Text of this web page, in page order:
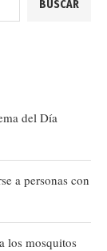
BUSCAR
del Día
a personas con
los mosquitos